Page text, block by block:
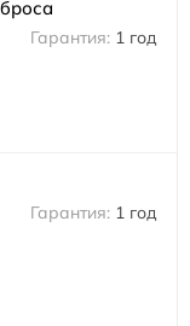
1 год
1 год